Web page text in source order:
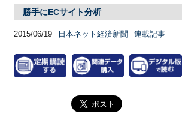
勝手にECサイト分析
2015/06/19 日本ネット経済新聞 連載記事